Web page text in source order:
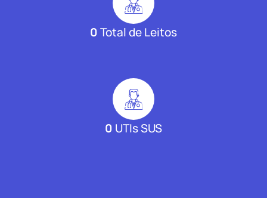
0Total de Leitos
0 UTIs SUS